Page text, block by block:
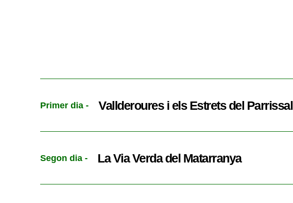
Primer dia - Vallderoures i els Estrets del Parrissal
Segon dia - La Via Verda del Matarranya